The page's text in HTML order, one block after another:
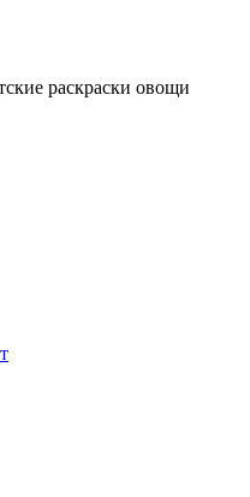
раскраски овощи